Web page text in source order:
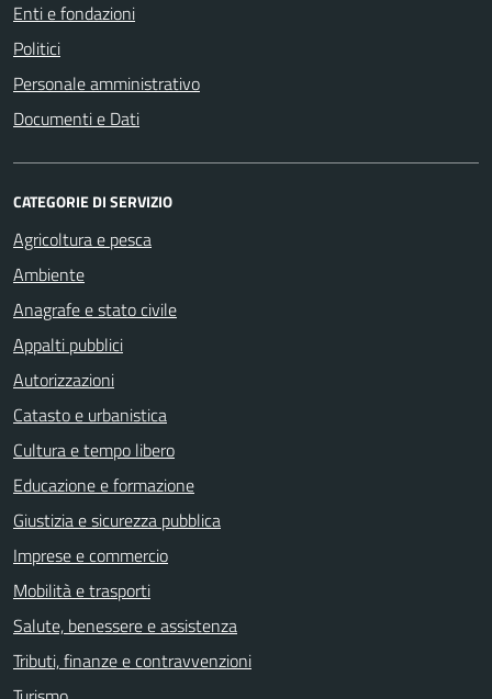
Enti e fondazioni
Politici
Personale amministrativo
Documenti e Dati
CATEGORIE DI SERVIZIO
Agricoltura e pesca
Ambiente
Anagrafe e stato civile
Appalti pubblici
Autorizzazioni
Catasto e urbanistica
Cultura e tempo libero
Educazione e formazione
Giustizia e sicurezza pubblica
Imprese e commercio
Mobilità e trasporti
Salute, benessere e assistenza
Tributi, finanze e contravvenzioni